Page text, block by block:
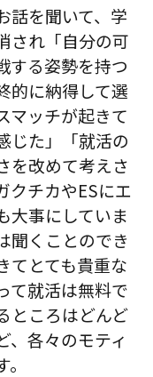
話を聞いて、学
され「自分の可
する姿勢を持つ
的に納得して選
マッチが起きて
じた」「就活の
を改めて考えさ
クチカやESにエ
大事にしていま
聞くことのでき
てとても貴重な
て就活は無料で
ところはどんど
、各々のモティ